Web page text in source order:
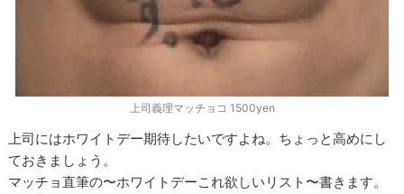
上司義理マッチョコ 1500yen
上司にはホワイトデー期待したいですよね。ちょっと高めにし
ておきましょう。
マッチョ直筆の〜ホワイトデーこれ欲しいリスト〜書きます。